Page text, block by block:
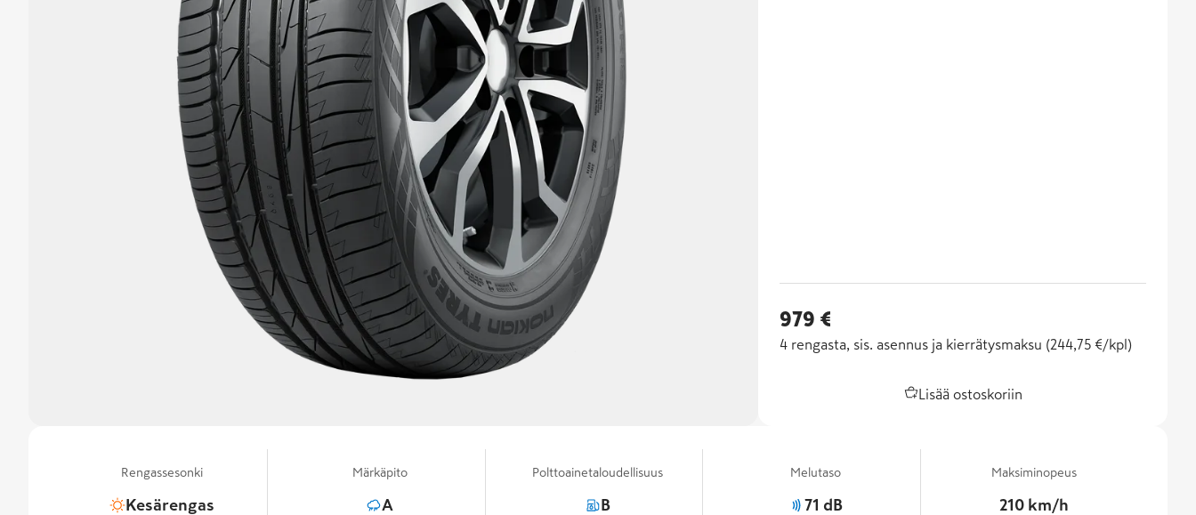
979 €
4 rengasta, sis. asennus ja kierrätysmaksu (244,75 €/kpl )
Lisää ostoskoriin
Rengassesonki
Kesärengas
Märkäpito
A
Polttoainetaloudellisuus
B
Melutaso
71 dB
Maksiminopeus
210 km/h